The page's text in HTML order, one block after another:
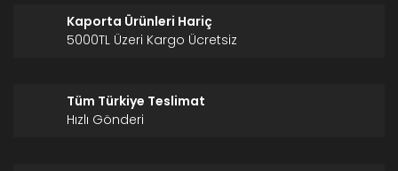
Kaporta Ürünleri Hariç
5000TL Üzeri Kargo Ücretsiz
Tüm Türkiye Teslimat
Hızlı Gönderi